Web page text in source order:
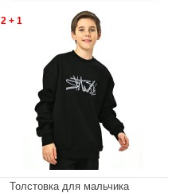
2 + 1
Толстовка для мальчика